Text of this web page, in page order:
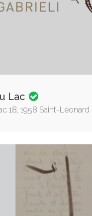
Lac
18, 1958 Saint-Léonard